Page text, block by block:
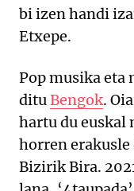
bi izen handi
Etxepe.
Pop musika eta
dituBengok.
hartu du euskal
horren
Bizirik Bira.